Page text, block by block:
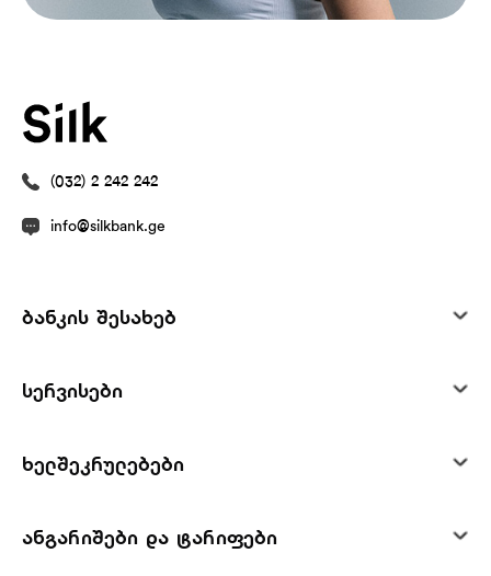
(032) 2 242 242
info@silkbank.ge
ბანკის შესახებ
სერვისები
ხელშეკრულებები
ანგარიშები და ტარიფები